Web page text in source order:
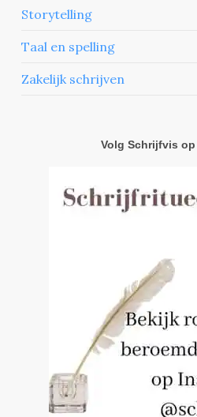
Storytelling
Taal en spelling
Zakelijk schrijven
Volg Schrijfvis